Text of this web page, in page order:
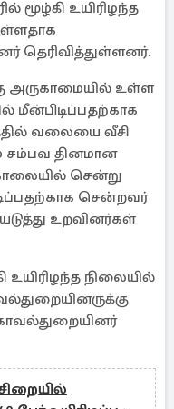
மூழ்கி உயிரிழந்த
தெரிவித்துள்ளனர்.
அருகாமையில் உள்ள
மீன்பிடிப்பதற்காக
வலையை வீசி
சம்பவ தினமான
சென்று
சென்றவர்
உறவினர்கள்
உயிரிழந்த நிலையில்